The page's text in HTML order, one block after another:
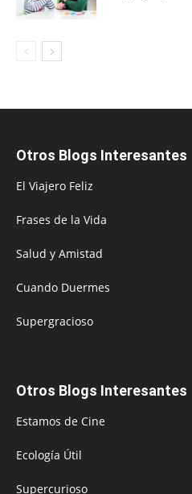
Otros Blogs Interesantes
El Viajero Feliz
Frases de la Vida
Salud y Amistad
Cuando Duermes
Supergracioso
Otros Blogs Interesantes
Estamos de Cine
Ecología Útil
Supercurioso